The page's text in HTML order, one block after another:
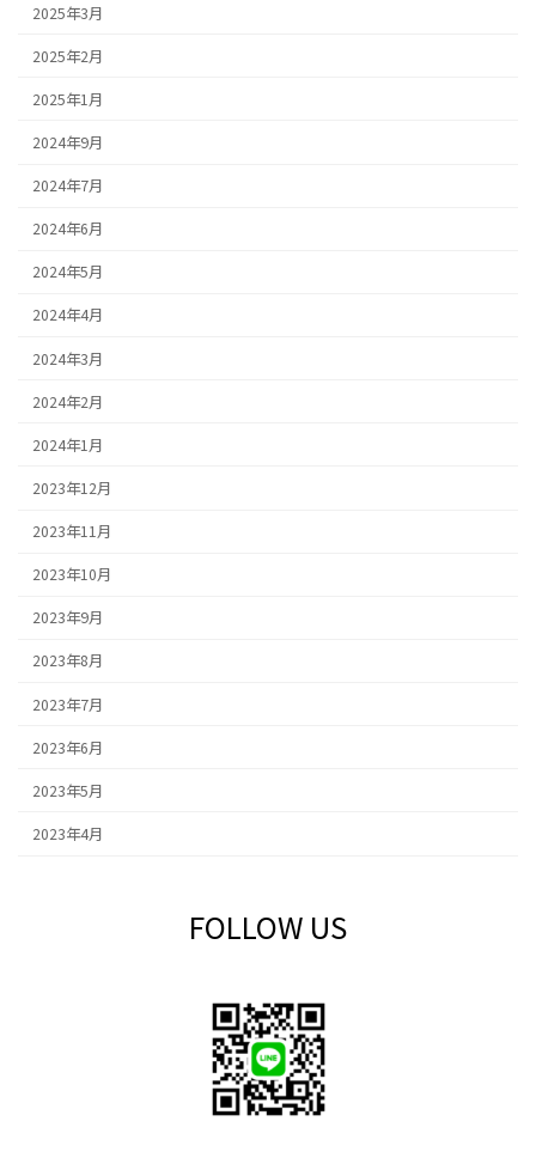
2025年3月
2025年2月
2025年1月
2024年9月
2024年7月
2024年6月
2024年5月
2024年4月
2024年3月
2024年2月
2024年1月
2023年12月
2023年11月
2023年10月
2023年9月
2023年8月
2023年7月
2023年6月
2023年5月
2023年4月
FOLLOW US